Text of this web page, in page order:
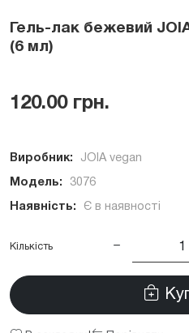
Гель-лак бежевий
(6 мл)
120.00 грн.
Виробник: JOIA vegan
Модель: 3076
Наявність: Є в наявності
Кількість